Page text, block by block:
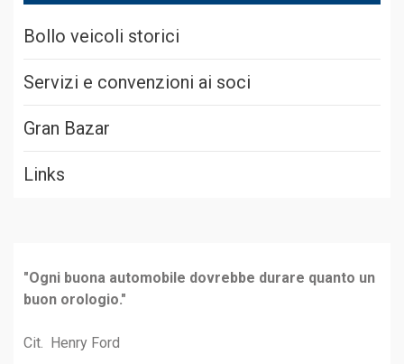
Bollo veicoli storici
Servizi e convenzioni ai soci
Gran Bazar
Links
"Ogni buona automobile dovrebbe durare quanto un
buon orologio."
Cit. Henry Ford